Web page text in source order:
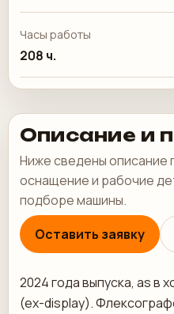
Часы работы
208 ч.
Описание и
Ниже сведены описание
оснащение и рабочие
подборе машины.
Оставить заявку
2024 года выпуска, as в
(ex-display).